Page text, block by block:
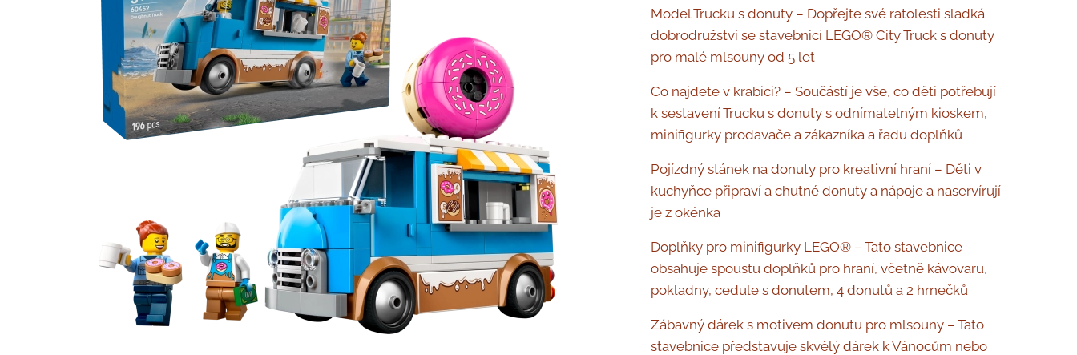
Model Trucku s donuty – Dopřejte své ratolesti sladká
dobrodružství se stavebnicí LEGO® City Truck s donuty
pro malé mlsouny od 5 let
Co najdete v krabici? – Součástí je vše, co děti potřebují
k sestavení Trucku s donuty s odnímatelným kioskem,
minifigurky prodavače a zákazníka a řadu doplňků
Pojízdný stánek na donuty pro kreativní hraní – Děti v
kuchyňce připraví a chutné donuty a nápoje a naservírují
je z okénka
Doplňky pro minifigurky LEGO® – Tato stavebnice
obsahuje spoustu doplňků pro hraní, včetně kávovaru,
pokladny, cedule s donutem, 4 donutů a 2 hrnečků
Zábavný dárek s motivem donutu pro mlsouny – Tato
stavebnice představuje skvělý dárek k Vánocům nebo